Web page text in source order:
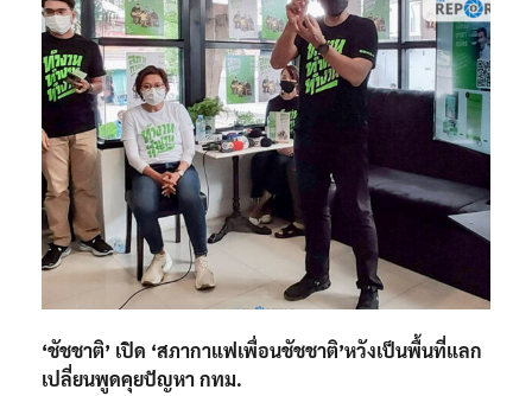
‘ชัชชาติ’ เปิด ‘สภากาแฟเพื่อนชัชชาติ’หวังเป็นพื้นที่แลก
เปลี่ยนพูดคุยปัญหา กทม.